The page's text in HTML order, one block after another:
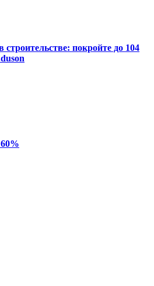
покройте до 104